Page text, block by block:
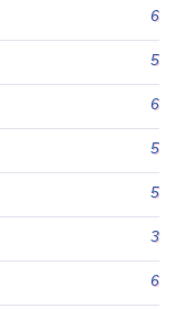
6
5
6
5
5
3
6